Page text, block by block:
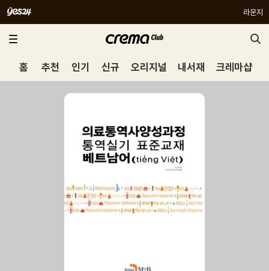
라운지
홈 추천 인기 신규 오리지널 내서재 크레마샵